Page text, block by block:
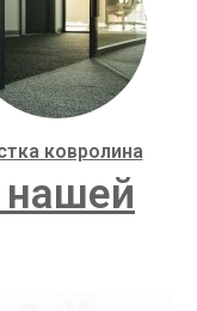
ковролина